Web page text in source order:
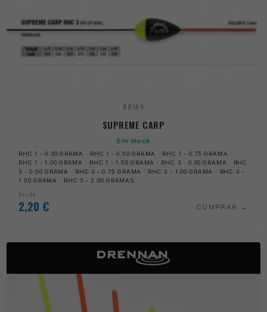
BOIAS
SUPREME CARP
Em stock
RHC 1 - 0.30 GRAMA · RHC 1 - 0.50 GRAMA · RHC 1 - 0.75 GRAMA ·
RHC 1 - 1.00 GRAMA · RHC 1 - 1.50 GRAMA · RHC 3 - 0.30 GRAMA · RHC
3 - 0.50 GRAMA · RHC 3 - 0.75 GRAMA · RHC 3 - 1.00 GRAMA · RHC 3 -
1.50 GRAMA · RHC 3 - 2.00 GRAMAS
Desde
2,20 € COMPRAR